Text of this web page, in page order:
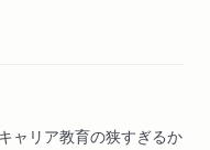
ャリア教育の狭すぎるか